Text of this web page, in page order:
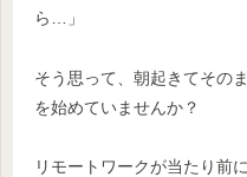
ら…」
そう思って、朝起きてその
を始めていませんか？
リモートワークが当たり前